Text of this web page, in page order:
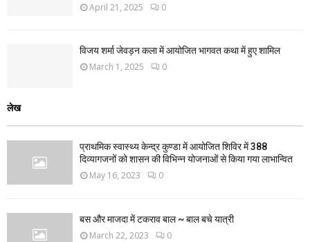
April 21, 2025 0
विजय शर्मा जेवड़न कला में आयोजित भागवत कथा में हुए शामिल
March 1, 2025 0
लेख
प्राथमिक स्वास्थ्य केन्द्र कुण्डा में आयोजित शिविर में 388
दिव्यागजनों को शासन की विभिन्न योजनाओं से किया गया लाभान्वित
May 16, 2023 0
बस और माजदा में टकराव बाल ~ बाल बचे यात्री
March 22, 2023 0